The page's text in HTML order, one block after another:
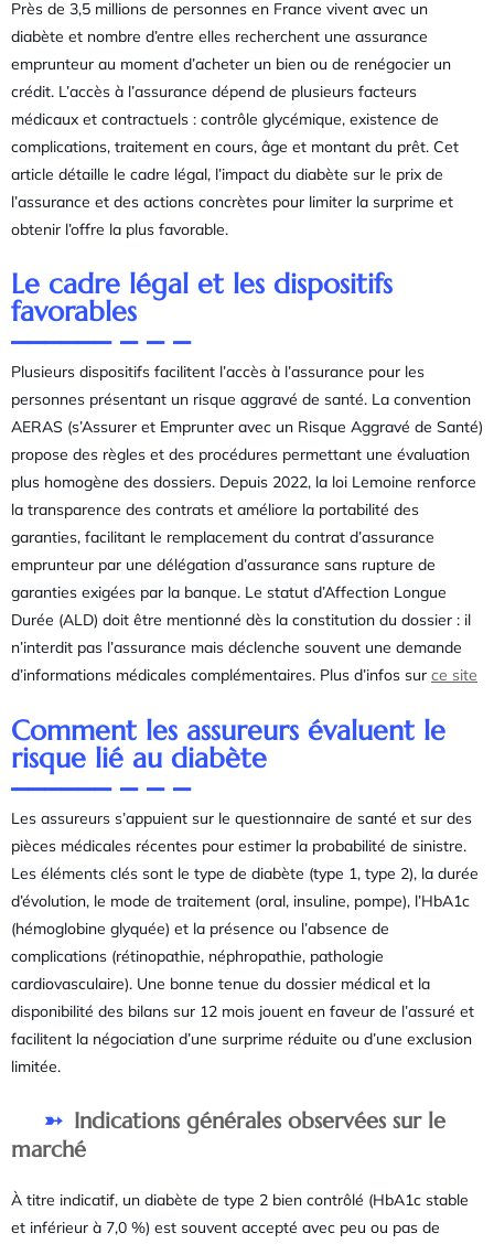
Près de 3,5 millions de personnes en France vivent avec un
diabète et nombre d’entre elles recherchent une assurance
emprunteur au moment d’acheter un bien ou de renégocier un
crédit. L’accès à l’assurance dépend de plusieurs facteurs
médicaux et contractuels : contrôle glycémique, existence de
complications, traitement en cours, âge et montant du prêt. Cet
article détaille le cadre légal, l’impact du diabète sur le prix de
l’assurance et des actions concrètes pour limiter la surprime et
obtenir l’offre la plus favorable.
Le cadre légal et les dispositifs
favorables
Plusieurs dispositifs facilitent l’accès à l’assurance pour les
personnes présentant un risque aggravé de santé. La convention
AERAS (s’Assurer et Emprunter avec un Risque Aggravé de Santé)
propose des règles et des procédures permettant une évaluation
plus homogène des dossiers. Depuis 2022, la loi Lemoine renforce
la transparence des contrats et améliore la portabilité des
garanties, facilitant le remplacement du contrat d’assurance
emprunteur par une délégation d’assurance sans rupture de
garanties exigées par la banque. Le statut d’Affection Longue
Durée (ALD) doit être mentionné dès la constitution du dossier : il
n’interdit pas l’assurance mais déclenche souvent une demande
d’informations médicales complémentaires. Plus d’infos sur ce site
Comment les assureurs évaluent le
risque lié au diabète
Les assureurs s’appuient sur le questionnaire de santé et sur des
pièces médicales récentes pour estimer la probabilité de sinistre.
Les éléments clés sont le type de diabète (type 1, type 2), la durée
d’évolution, le mode de traitement (oral, insuline, pompe), l’HbA1c
(hémoglobine glyquée) et la présence ou l’absence de
complications (rétinopathie, néphropathie, pathologie
cardiovasculaire). Une bonne tenue du dossier médical et la
disponibilité des bilans sur 12 mois jouent en faveur de l’assuré et
facilitent la négociation d’une surprime réduite ou d’une exclusion
limitée.
Indications générales observées sur le
marché
À titre indicatif, un diabète de type 2 bien contrôlé (HbA1c stable
et inférieur à 7,0 %) est souvent accepté avec peu ou pas de